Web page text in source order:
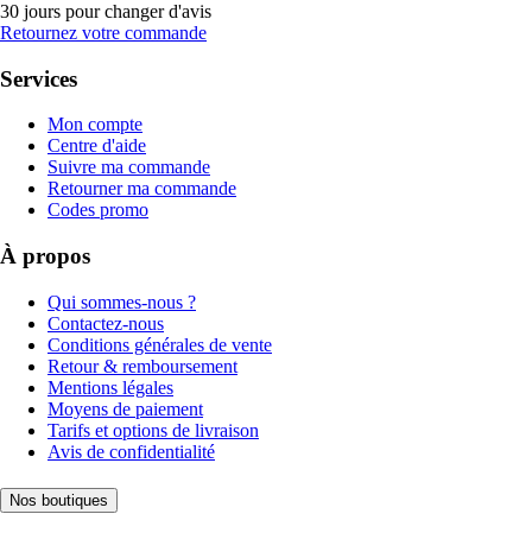
30 jours pour changer d'avis
Retournez votre commande
Services
Mon compte
Centre d'aide
Suivre ma commande
Retourner ma commande
Codes promo
À propos
Qui sommes-nous ?
Contactez-nous
Conditions générales de vente
Retour & remboursement
Mentions légales
Moyens de paiement
Tarifs et options de livraison
Avis de confidentialité
Nos boutiques